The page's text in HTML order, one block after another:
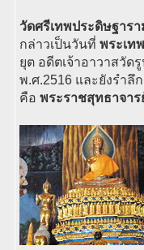
วัดศรีเทพประดิษฐาร
กล่าวเป็นวันที่ พระเท
ยุต อดีตเจ้าอาวาสวั
พ.ศ.2516 และยังรำลึ
คือ พระราชสุทธาจา